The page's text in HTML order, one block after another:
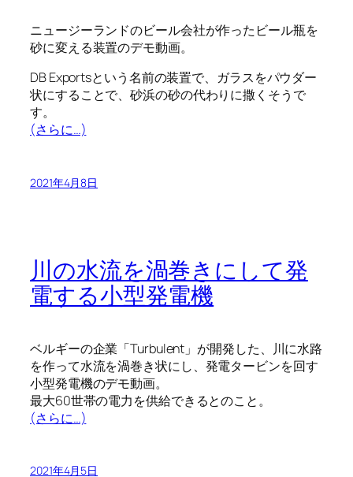
ニュージーランドのビール会社が作ったビール瓶を
砂に変える装置のデモ動画。
DB Exportsという名前の装置で、ガラスをパウダー
状にすることで、砂浜の砂の代わりに撒くそうで
す。
(さらに…)
2021年4月8日
川の水流を渦巻きにして発
電する小型発電機
ベルギーの企業「Turbulent」が開発した、川に水路
を作って水流を渦巻き状にし、発電タービンを回す
小型発電機のデモ動画。
最大60世帯の電力を供給できるとのこと。
(さらに…)
2021年4月5日